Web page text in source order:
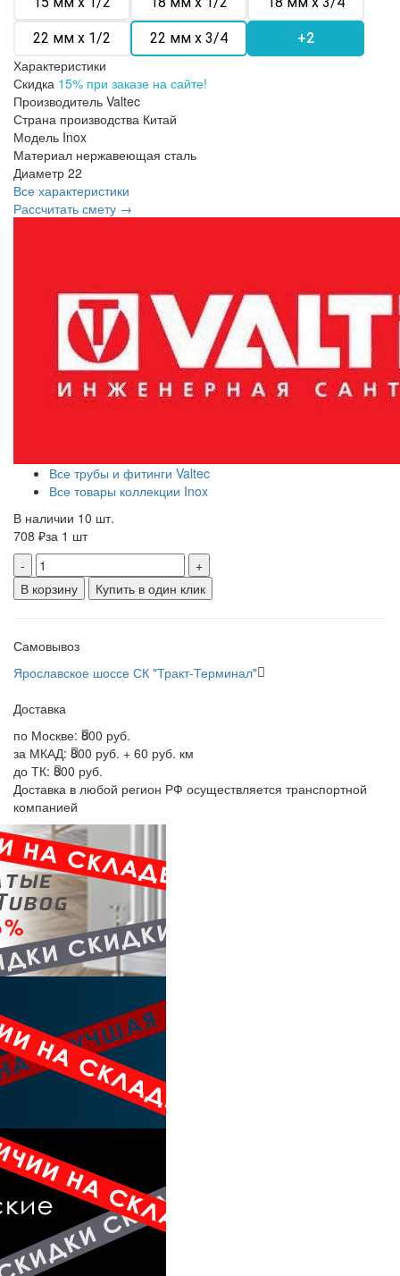
22 мм х 1/2 22 мм х 3/4 +2
Характеристики
Скидка 15% при заказе на сайте!
Производитель Valtec
Страна производства Китай
Модель Inox
Материал нержавеющая сталь
Диаметр 22
Все характеристики
Рассчитать смету →
Все трубы и фитинги Valtec
Все товары коллекции Inox
В наличии 10 шт.
708 ₽за 1 шт
-
+
В корзину
Купить в один клик
Самовывоз
Ярославское шоссе СК "Тракт-Терминал"
Доставка
по Москве: 800 руб.
за МКАД: 800 руб. + 60 руб. км
до ТК: 800 руб.
Доставка в любой регион РФ осуществляется транспортной
компанией